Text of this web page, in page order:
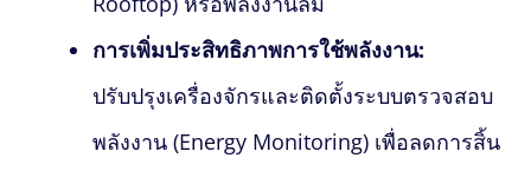
การเพิ่มประสิทธิภาพการใช้พลังงาน:
ปรับปรุงเครื่องจักรและติดตั้งระบบตรวจสอบ
พลังงาน (Energy Monitoring) เพื่อลดการสิ้น